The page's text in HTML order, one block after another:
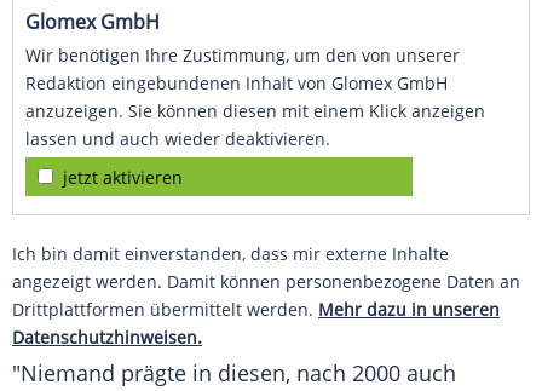
Glomex GmbH
Wir benötigen Ihre Zustimmung, um den von unserer
Redaktion eingebundenen Inhalt von Glomex GmbH
anzuzeigen. Sie können diesen mit einem Klick anzeigen
lassen und auch wieder deaktivieren.
jetzt aktivieren
Ich bin damit einverstanden, dass mir externe Inhalte
angezeigt werden. Damit können personenbezogene Daten an
Drittplattformen übermittelt werden. Mehr dazu in unseren
Datenschutzhinweisen.
"Niemand prägte in diesen, nach 2000 auch